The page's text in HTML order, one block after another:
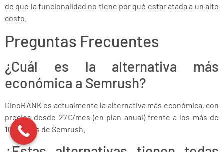
de que la funcionalidad no tiene por qué estar atada a un alto
costo.
Preguntas Frecuentes
¿Cuál es la alternativa más
económica a Semrush?
DinoRANK es actualmente la alternativa más económica, con
precios desde 27€/mes (en plan anual) frente a los más de
100€/mes de Semrush.